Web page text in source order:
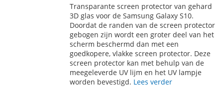
AAN
VERLANGLIJST
TE
VERGELIJKEN
Transparante screen protector van gehard
3D glas voor de Samsung Galaxy S10.
Doordat de randen van de screen protector
gebogen zijn wordt een groter deel van het
scherm beschermd dan met een
goedkopere, vlakke screen protector. Deze
screen protector kan met behulp van de
meegeleverde UV lijm en het UV lampje
worden bevestigd. Lees verder